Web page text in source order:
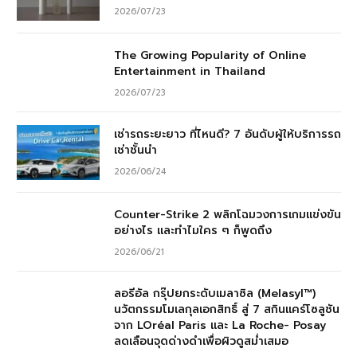
2026/07/23
The Growing Popularity of Online
Entertainment in Thailand
2026/07/23
เช่ารถระยะยาว ที่ไหนดี? 7 อันดับผู้ให้บริการรถ
เช่าชั้นนำ
2026/06/24
Counter-Strike 2 พลิกโฉมวงการเกมแข่งขัน
อย่างไร และทำไมใคร ๆ ก็พูดถึง
2026/06/21
ลอรีอัล กรุ๊ปยกระดับเมลาซิล (Melasyl™)
นวัตกรรมโมเลกุลเอกสิทธิ์ สู่ 7 สกินแคร์โซลูชัน
จาก LOréal Paris และ La Roche- Posay
ลดเลือนจุดด่างดำเพื่อผิวดูสม่ำเสมอ